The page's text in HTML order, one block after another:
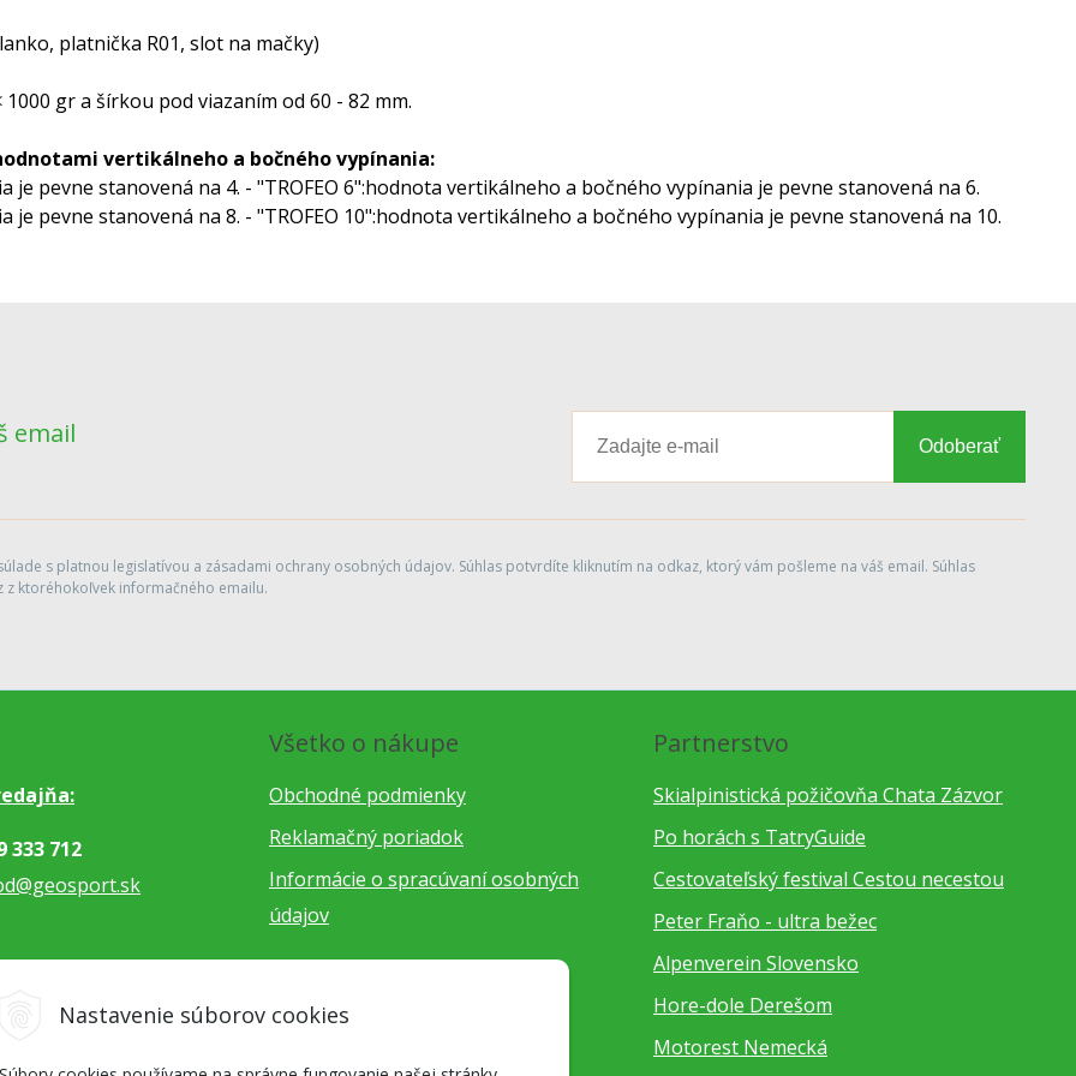
Nastavenie súborov cookies
platnička R01, slot na mačky)
gr a šírkou pod viazaním od 60 - 82 mm.
vertikálneho a bočného vypínania:
pevne stanovená na 4. - "TROFEO 6":hodnota vertikálneho a bočného vypínania je pevne stanovená na 6.
pevne stanovená na 8. - "TROFEO 10":hodnota vertikálneho a bočného vypínania je pevne stanovená na 10.
email Odoberať
s platnou legislatívou a zásadami ochrany osobných údajov. Súhlas potvrdíte kliknutím na odkaz, ktorý vám pošleme na váš email. Súhlas
ktoréhokoľvek informačného emailu.
333 712
Všetko o nákupe
Obchodné podmienky
Reklamačný poriadok
Informácie o spracúvaní osobných
údajov
Partnerstvo
Skialpinistická požičovňa Chata Zázvor
Po horách s TatryGuide
Cestovateľský festival Cestou necestou
Peter Fraňo - ultra bežec
Alpenverein Slovensko
Hore-dole Derešom
Motorest Nemecká